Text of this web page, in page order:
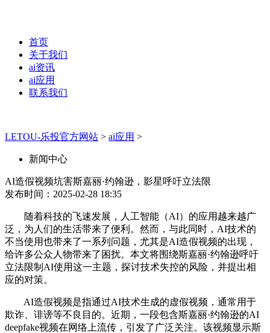
首页
关于我们
ai资讯
ai应用
联系我们
LETOU-乐投官方网站 > ai应用 >
新闻中心
AI造假视频坑害斯嘉丽·约翰逊，影星呼吁立法限
发布时间：2025-02-28 18:35
随着科技的飞速发展，人工智能（AI）的应用越来越广
泛，为人们的生活带来了便利。然而，与此同时，AI技术的
不当使用也带来了一系列问题，尤其是AI造假视频的出现，
给许多公众人物带来了困扰。本文将围绕斯嘉丽·约翰逊呼吁
立法限制AI使用这一主题，探讨技术失控的风险，并提出相
应的对策。
AI造假视频是指通过AI技术生成的虚假视频，通常用于
欺诈、诽谤等不良目的。近期，一段包含斯嘉丽·约翰逊的AI
deepfake视频在网络上流传，引发了广泛关注。该视频显示斯